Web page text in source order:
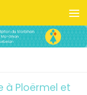
à Ploërmel et